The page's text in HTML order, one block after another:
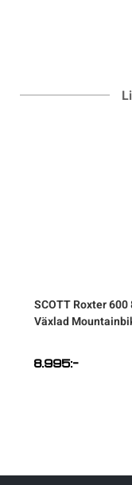
SCOTTRoxter 600
Växlad
8.995:-